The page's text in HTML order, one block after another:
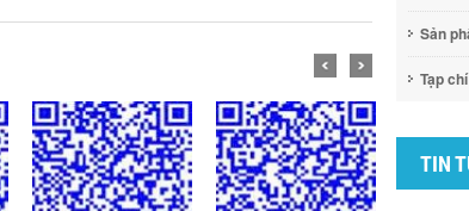
Sản
Tạp chí
TIN